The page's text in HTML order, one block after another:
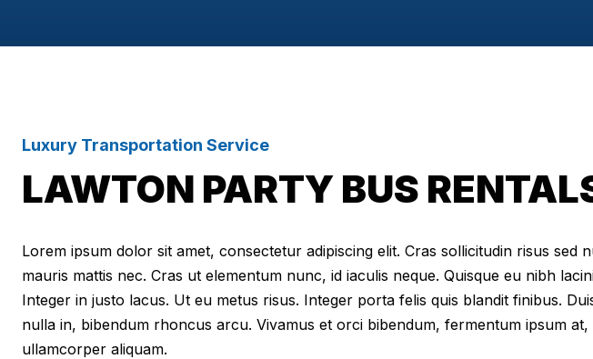
Luxury Transportation Service
LAWTON PARTY BUS
Lorem ipsum dolor sit amet, consectetur adipiscing elit. Cras sollicitudin risus
mauris mattis nec. Cras ut elementum nunc, id iaculis neque. Quisque eu nibh
Integer in justo lacus. Ut eu metus risus. Integer porta felis quis blandit finibus.
nulla in, bibendum rhoncus arcu. Vivamus et orci bibendum, fermentum ipsum
ullamcorper aliquam.